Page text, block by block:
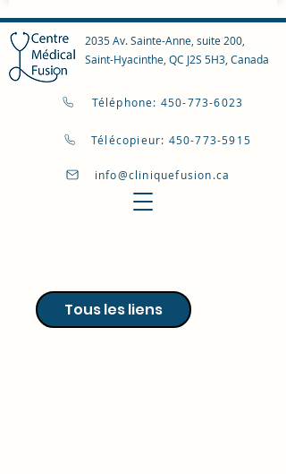
2035 Av. Sainte-Anne, suite 200,
Saint-Hyacinthe, QC J2S 5H3, Canada
Téléphone: 450-773-6023
Télécopieur: 450-773-5915
info@cliniquefusion.ca
Tous les liens